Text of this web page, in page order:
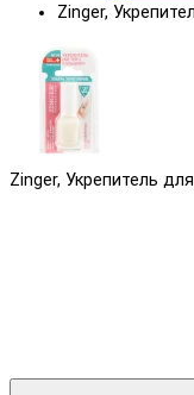
Zinger,
Zinger, Укрепитель